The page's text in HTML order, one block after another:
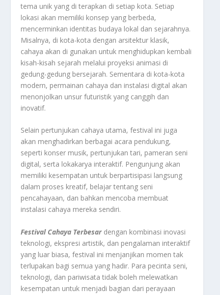
tema unik yang di terapkan di setiap kota. Setiap
lokasi akan memiliki konsep yang berbeda,
mencerminkan identitas budaya lokal dan sejarahnya.
Misalnya, di kota-kota dengan arsitektur klasik,
cahaya akan di gunakan untuk menghidupkan kembali
kisah-kisah sejarah melalui proyeksi animasi di
gedung-gedung bersejarah. Sementara di kota-kota
modern, permainan cahaya dan instalasi digital akan
menonjolkan unsur futuristik yang canggih dan
inovatif.
Selain pertunjukan cahaya utama, festival ini juga
akan menghadirkan berbagai acara pendukung,
seperti konser musik, pertunjukan tari, pameran seni
digital, serta lokakarya interaktif. Pengunjung akan
memiliki kesempatan untuk berpartisipasi langsung
dalam proses kreatif, belajar tentang seni
pencahayaan, dan bahkan mencoba membuat
instalasi cahaya mereka sendiri.
Festival Cahaya Terbesar dengan kombinasi inovasi
teknologi, ekspresi artistik, dan pengalaman interaktif
yang luar biasa, festival ini menjanjikan momen tak
terlupakan bagi semua yang hadir. Para pecinta seni,
teknologi, dan pariwisata tidak boleh melewatkan
kesempatan untuk menjadi bagian dari perayaan